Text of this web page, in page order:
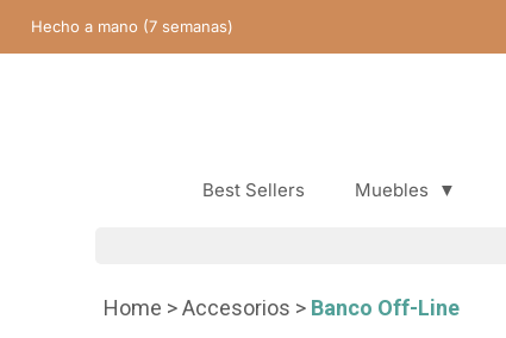
Hecho a mano (7 semanas)
Best Sellers
Muebles ▼
Home >Accesorios > Banco Off-Line